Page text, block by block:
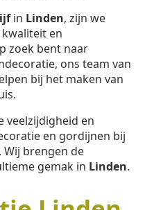
in Linden, zijn we
en
zoek bent naar
ons team van
bij het maken van
veelzijdigheid en
en gordijnen bij
. Wij brengen de
gemak in Linden.